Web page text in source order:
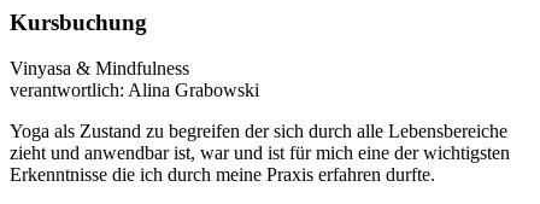
Kursbuchung
Vinyasa & Mindfulness
verantwortlich: Alina Grabowski
Yoga als Zustand zu begreifen der sich durch alle Lebensbereiche
zieht und anwendbar ist, war und ist für mich eine der wichtigsten
Erkenntnisse die ich durch meine Praxis erfahren durfte.